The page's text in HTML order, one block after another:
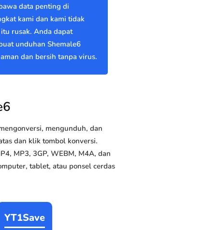
data penting di
kami dan kami tidak
rusak. Anda dapat
unduhan Shemale6
dan bersih tanpa virus.
mengunduh, dan
dan klik tombol konversi.
MP3, 3GP, WEBM, M4A, dan
tablet, atau ponsel cerdas
YT1Save